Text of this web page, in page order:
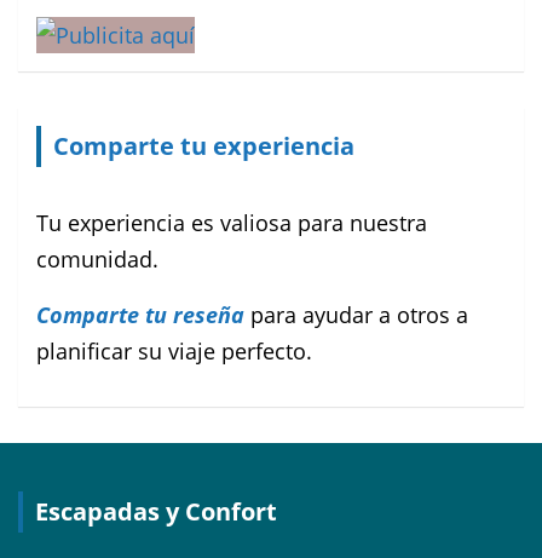
Comparte tu experiencia
Tu experiencia es valiosa para nuestra
comunidad.
Comparte tu reseña para ayudar a otros a
planificar su viaje perfecto.
Escapadas y Confort